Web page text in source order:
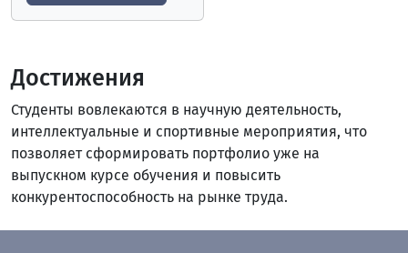
Достижения
Студенты вовлекаются в научную деятельность,
интеллектуальные и спортивные мероприятия, что
позволяет сформировать портфолио уже на
выпускном курсе обучения и повысить
конкурентоспособность на рынке труда.